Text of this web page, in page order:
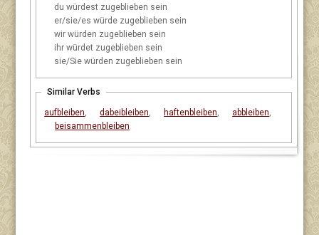
du
würdest zugeblieben sein
er/sie/es
würde zugeblieben sein
wir
würden zugeblieben sein
ihr
würdet zugeblieben sein
sie/Sie
würden zugeblieben sein
Similar Verbs
aufbleiben, dabeibleiben, haftenbleiben, abbleiben,
beisammenbleiben